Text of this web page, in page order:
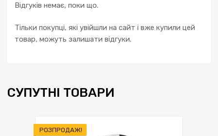
Відгуків немає, поки що.
Тільки покупці, які увійшли на сайт і вже купили цей
товар, можуть залишати відгуки.
СУПУТНІ ТОВАРИ
РОЗПРОДАЖ!